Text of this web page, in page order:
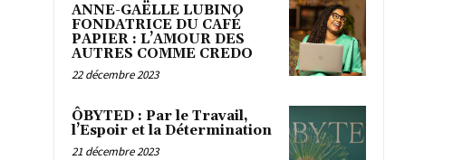
ANNE-GAËLLE LUBINO
FONDATRICE DU CAFÉ
PAPIER : L’AMOUR DES
AUTRES COMME CREDO
22 décembre 2023
ÔBYTED : Par le Travail,
l’Espoir et la Détermination
21 décembre 2023